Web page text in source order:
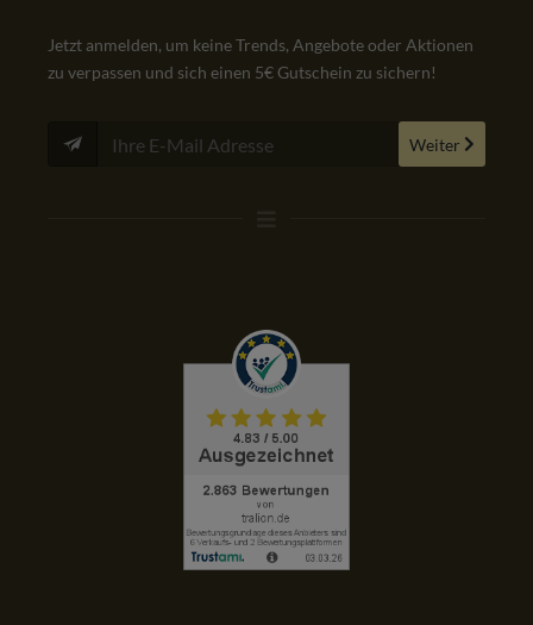
Jetzt anmelden, um keine Trends, Angebote oder Aktionen
zu verpassen und sich einen 5€ Gutschein zu sichern!
Weiter